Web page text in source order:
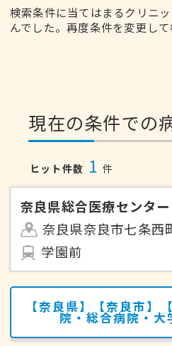
検索条件に当てはまるクリニ
んでした。再度条件を変更して
現在の条件での
ヒット件数 1 件
奈良県総合医療センター
奈良県奈良市七条西
学園前
【奈良県】【奈良市】
院・総合病院・大